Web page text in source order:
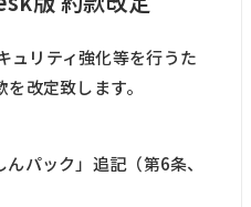
ュリティ強化等を行うた
改定致します。
パック」追記（第6条、